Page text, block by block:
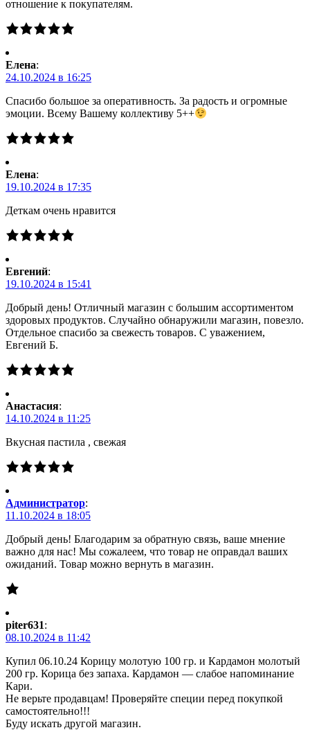
отношение к покупателям.
Елена:
24.10.2024 в 16:25
Спасибо большое за оперативность. За радость и огромные
эмоции. Всему Вашему коллективу 5++
Елена:
19.10.2024 в 17:35
Деткам очень нравится
Евгений:
19.10.2024 в 15:41
Добрый день! Отличный магазин с большим ассортиментом
здоровых продуктов. Случайно обнаружили магазин, повезло.
Отдельное спасибо за свежесть товаров. С уважением,
Евгений Б.
Анастасия:
14.10.2024 в 11:25
Вкусная пастила , свежая
Администратор:
11.10.2024 в 18:05
Добрый день! Благодарим за обратную связь, ваше мнение
важно для нас! Мы сожалеем, что товар не оправдал ваших
ожиданий. Товар можно вернуть в магазин.
piter631:
08.10.2024 в 11:42
Купил 06.10.24 Корицу молотую 100 гр. и Кардамон молотый
200 гр. Корица без запаха. Кардамон — слабое напоминание
Кари.
Не верьте продавцам! Проверяйте специи перед покупкой
самостоятельно!!!
Буду искать другой магазин.